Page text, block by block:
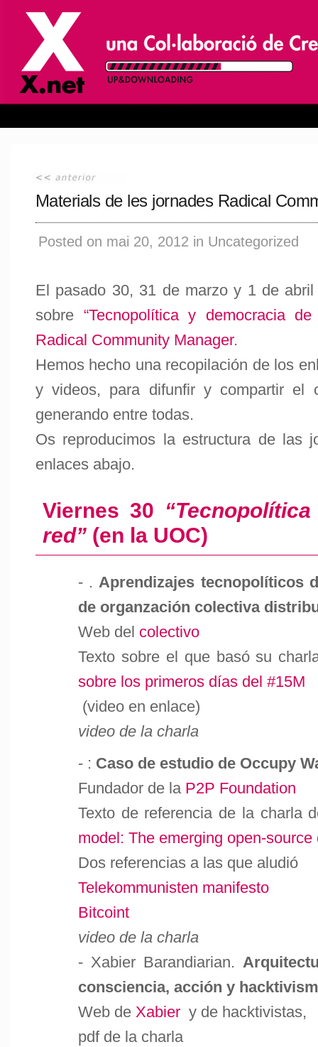
Materials de les jornades Radical
Posted on mai 20, 2012 in Uncategorized
El pasado 30, 31 de marzo y 1 de
sobre “Tecnopolítica y democracia
Radical Community Manager.
Hemos hecho una recopilación de los
y videos, para difunfir y compartir el
generando entre todas.
Os reproducimos la estructura de las
enlaces abajo.
Viernes 30
red” (en la UOC)
- .Aprendizajes tecnopolíticos
de organzación colectiva
Web del colectivo
Texto sobre el que basó su
sobre los primeros días del #15M
(video en enlace)
video de la charla
- : Caso de estudio de Occupy
Fundador de la P2P Foundation
Texto de referencia de la charla
model: The emerging open-
Dos referencias a las que aludió
Telekommunisten manifesto
Bitcoint
video de la charla
- Xabier Barandiarian.
consciencia, acción y
Web de Xabier y de hacktivistas,
pdf de la charla